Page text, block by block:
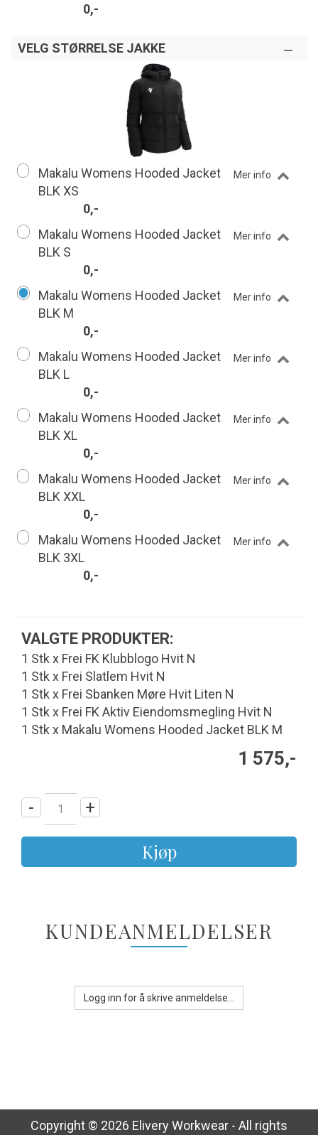
0,-
VELG STØRRELSE JAKKE
Makalu Womens Hooded Jacket
BLK XS
Mer info
0,-
Makalu Womens Hooded Jacket
BLK S
Mer info
0,-
Makalu Womens Hooded Jacket
BLK M
Mer info
0,-
Makalu Womens Hooded Jacket
BLK L
Mer info
0,-
Makalu Womens Hooded Jacket
BLK XL
Mer info
0,-
Makalu Womens Hooded Jacket
BLK XXL
Mer info
0,-
Makalu Womens Hooded Jacket
BLK 3XL
Mer info
0,-
VALGTE PRODUKTER:
1 Stk x Frei FK Klubblogo Hvit N
1 Stk x Frei Slatlem Hvit N
1 Stk x Frei Sbanken Møre Hvit Liten N
1 Stk x Frei FK Aktiv Eiendomsmegling Hvit N
1 Stk x Makalu Womens Hooded Jacket BLK M
1 575,-
- +
Kjøp
KUNDEANMELDELSER
Logg inn for å skrive anmeldelse...
Copyright © 2026 Elivery Workwear - All rights